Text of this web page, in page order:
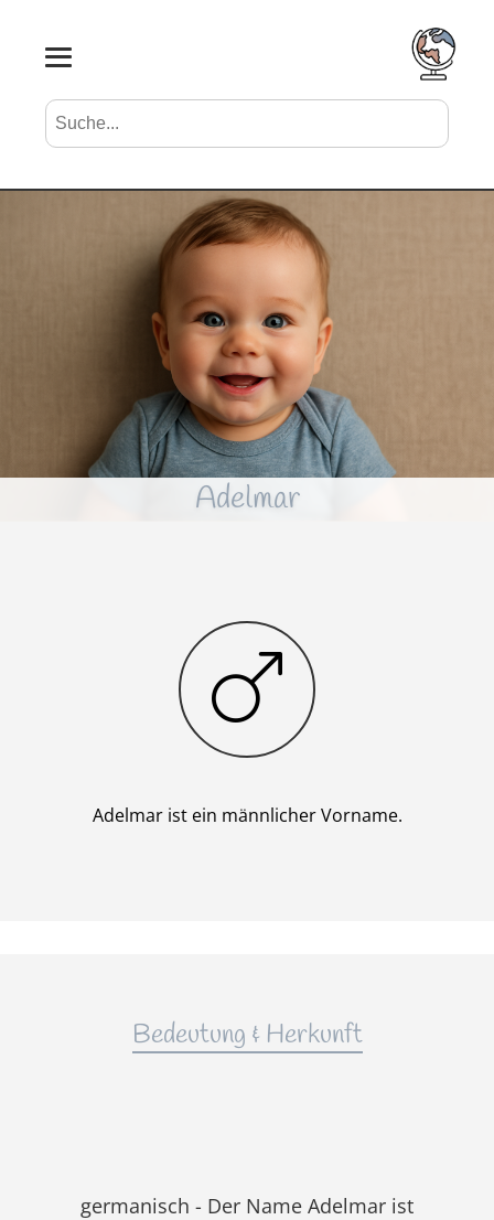
Suche nach Vornamen Search
Adelmar
Junge
Adelmar ist ein männlicher Vorname.
Bedeutung & Herkunft
germanisch - Der Name Adelmar ist